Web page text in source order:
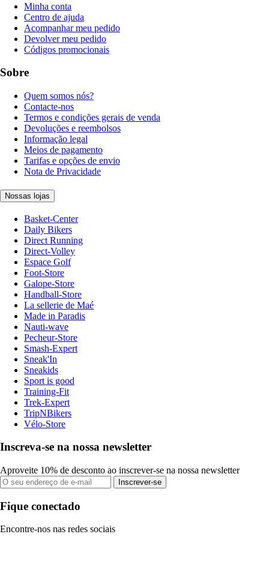
Minha conta
Centro de ajuda
Acompanhar meu pedido
Devolver meu pedido
Códigos promocionais
Sobre
Quem somos nós?
Contacte-nos
Termos e condições gerais de venda
Devoluções e reembolsos
Informação legal
Meios de pagamento
Tarifas e opções de envio
Nota de Privacidade
Nossas lojas
Basket-Center
Daily Bikers
Direct Running
Direct-Volley
Espace Golf
Foot-Store
Galope-Store
Handball-Store
La sellerie de Maé
Made in Paradis
Nauti-wave
Pecheur-Store
Smash-Expert
Sneak'In
Sneakids
Sport is good
Training-Fit
Trek-Expert
TripNBikers
Vélo-Store
Inscreva-se na nossa newsletter
Aproveite 10% de desconto ao inscrever-se na nossa newsletter
Inscrever-se
Fique conectado
Encontre-nos nas redes sociais